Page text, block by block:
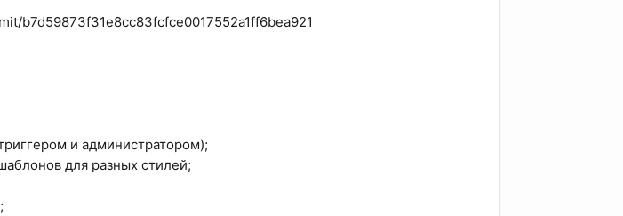
b7d59873f31e8cc83fcfce0017552a1ff6bea921
и администратором);
для разных стилей;